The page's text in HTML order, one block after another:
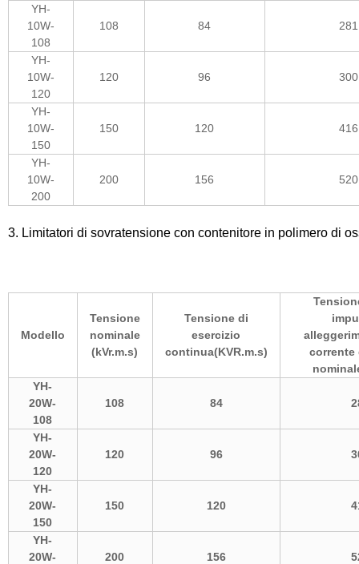
YH-
10W-
108
108 84 281
YH-
10W-
120
120 96 300
YH-
10W-
150
150 120 416
YH-
10W-
200
200 156 520
3. Limitatori di sovratensione con contenitore in polimero di
Modello
Tensione
nominale
(kVr.m.s)
Tensione di
esercizio
continua(KVR.m.s)
corrente
YH-
20W-
108
108 84
YH-
20W-
120
120 96
YH-
20W-
150
150 120
YH-
20W-
200 156